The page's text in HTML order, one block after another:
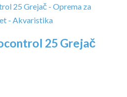
25 Grejač